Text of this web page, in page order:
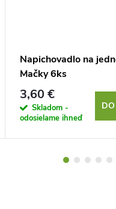
Napichovadlo na
Mačky 6ks
3,60 €
Skladom -
odosielame ihneď